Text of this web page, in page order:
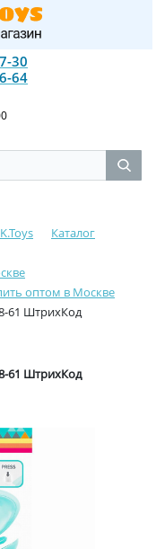
30
64
Каталог
оптом в Москве
61 ШтрихКод
61 ШтрихКод